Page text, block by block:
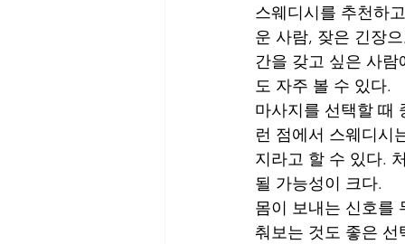
스웨디시를 추천하
운 사람, 잦은 긴장
간을 갖고 싶은 사
도 자주 볼 수 있다.
마사지를 선택할 때
런 점에서 스웨디시
지라고 할 수 있다.
될 가능성이 크다.
몸이 보내는 신호를
춰보는 것도 좋은